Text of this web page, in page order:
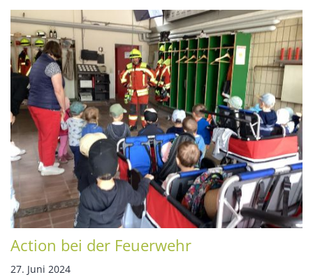
Action bei der Feuerwehr
27. Juni 2024